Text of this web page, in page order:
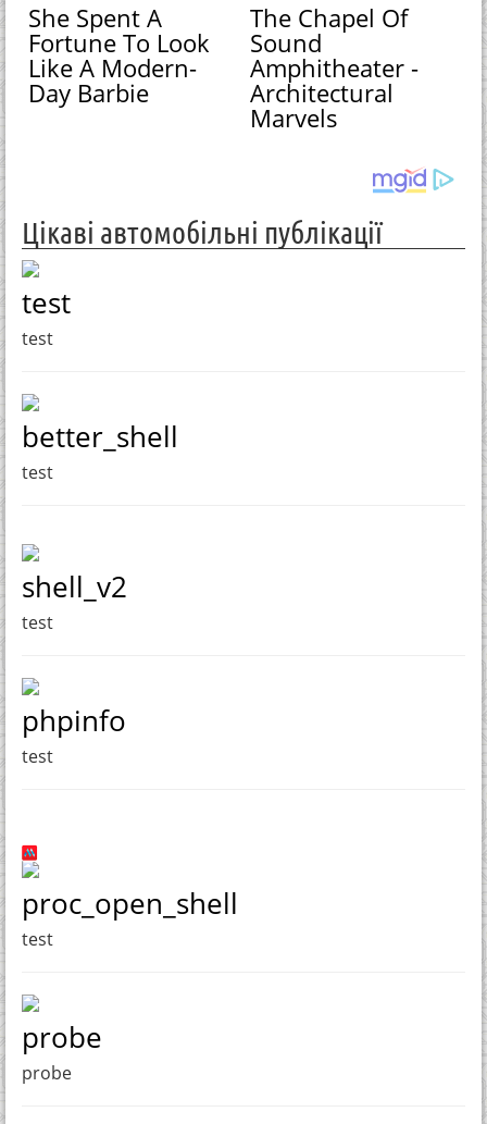
She Spent A
Fortune To Look
Like A Modern-
Day Barbie
The Chapel Of
Sound
Amphitheater -
Architectural
Marvels
Цікаві автомобільні публікації
test
test
better_shell
test
shell_v2
test
phpinfo
test
proc_open_shell
test
probe
probe